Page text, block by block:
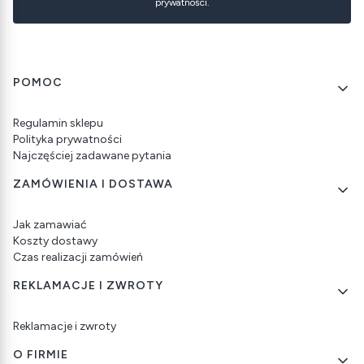
Linki w stopce
POMOC
Regulamin sklepu
Polityka prywatności
Najczęściej zadawane pytania
ZAMÓWIENIA I DOSTAWA
Jak zamawiać
Koszty dostawy
Czas realizacji zamówień
REKLAMACJE I ZWROTY
Reklamacje i zwroty
O FIRMIE